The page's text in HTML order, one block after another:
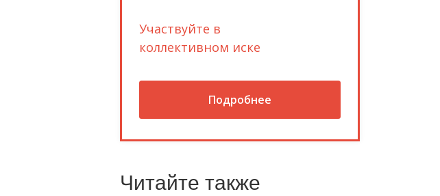
Участвуйте в
коллективном иске
Подробнее
Читайте также